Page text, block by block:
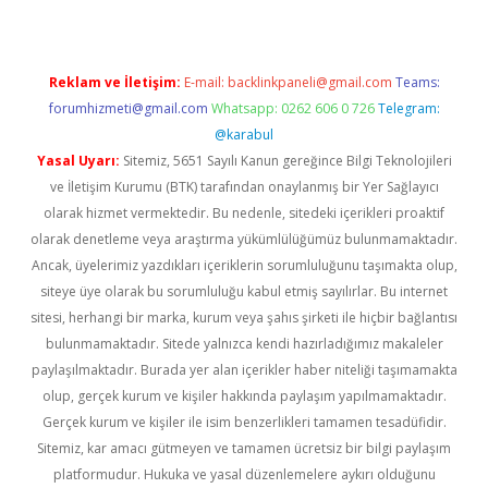
Reklam ve İletişim: E-mail: backlinkpaneli@gmail.com Teams:
forumhizmeti@gmail.com Whatsapp: 0262 606 0 726 Telegram:
@karabul
Yasal Uyarı: Sitemiz, 5651 Sayılı Kanun gereğince Bilgi Teknolojileri
ve İletişim Kurumu (BTK) tarafından onaylanmış bir Yer Sağlayıcı
olarak hizmet vermektedir. Bu nedenle, sitedeki içerikleri proaktif
olarak denetleme veya araştırma yükümlülüğümüz bulunmamaktadır.
Ancak, üyelerimiz yazdıkları içeriklerin sorumluluğunu taşımakta olup,
siteye üye olarak bu sorumluluğu kabul etmiş sayılırlar. Bu internet
sitesi, herhangi bir marka, kurum veya şahıs şirketi ile hiçbir bağlantısı
bulunmamaktadır. Sitede yalnızca kendi hazırladığımız makaleler
paylaşılmaktadır. Burada yer alan içerikler haber niteliği taşımamakta
olup, gerçek kurum ve kişiler hakkında paylaşım yapılmamaktadır.
Gerçek kurum ve kişiler ile isim benzerlikleri tamamen tesadüfidir.
Sitemiz, kar amacı gütmeyen ve tamamen ücretsiz bir bilgi paylaşım
platformudur. Hukuka ve yasal düzenlemelere aykırı olduğunu